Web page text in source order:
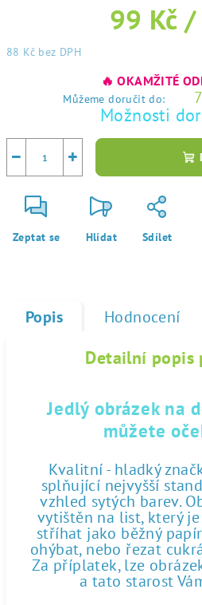
99 Kč /
88 Kč bez DPH
🔥 OKAMŽITÉ
Můžeme doručit do:
Možnosti
+
−
Zeptat se Hlídat Sdílet
Popis Hodnocení
Detailní popis
Jedlý obrázek na
můžete
Kvalitní - hladký
splňující nejvyšší
vzhled sytých barev.
vytištěn na list, který
stříhat jako běžný
ohýbat, nebo řezat
Za příplatek, lze
a tato starost